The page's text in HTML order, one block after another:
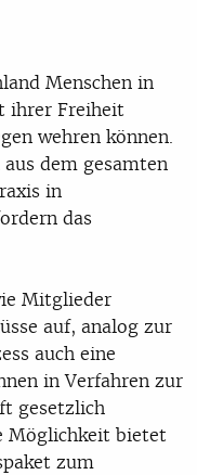
Menschen in
ihrer Freiheit
wehren können.
dem gesamten
in
das
Mitglieder
auf, analog zur
auch eine
in Verfahren zur
gesetzlich
Möglichkeit bietet
zum